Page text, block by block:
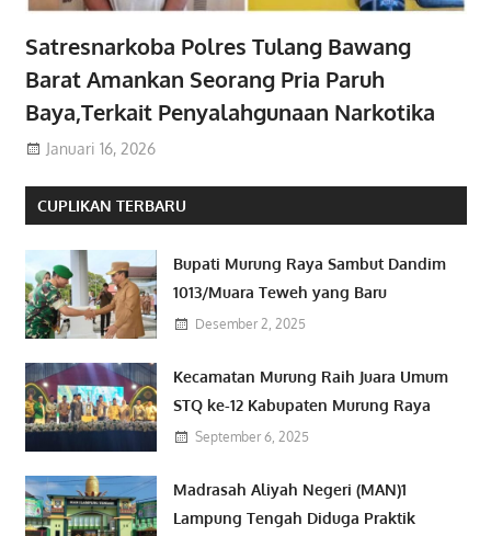
Satresnarkoba Polres Tulang Bawang
Barat Amankan Seorang Pria Paruh
Baya,Terkait Penyalahgunaan Narkotika
Januari 16, 2026
CUPLIKAN TERBARU
Bupati Murung Raya Sambut Dandim
1013/Muara Teweh yang Baru
Desember 2, 2025
Kecamatan Murung Raih Juara Umum
STQ ke-12 Kabupaten Murung Raya
September 6, 2025
Madrasah Aliyah Negeri (MAN)1
Lampung Tengah Diduga Praktik